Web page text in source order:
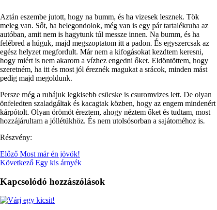
Aztán eszembe jutott, hogy na bumm, és ha vizesek lesznek. Tök
meleg van. Sőt, ha belegondolok, még van is egy pár tartalékruha az
autóban, amit nem is hagytunk túl messze innen. Na bumm, és ha
felébred a húguk, majd megszoptatom itt a padon. És egyszercsak az
egész helyzet megfordult. Már nem a kifogásokat kezdtem keresni,
hogy miért is nem akarom a vízhez engedni őket. Eldöntöttem, hogy
szeretném, ha itt és most jól éreznék magukat a srácok, minden mást
pedig majd megoldunk.
Persze még a ruhájuk legkisebb csücske is csuromvizes lett. De olyan
önfeledten szaladgáltak és kacagtak közben, hogy az engem mindenért
kárpótolt. Olyan örömöt éreztem, ahogy néztem őket és tudtam, most
hozzájárultam a jóllétükhöz. És nem utolsósorban a sajátoméhoz is.
Részvény:
Előző Most már én jövök!
Következő Egy kis árnyék
Kapcsolódó hozzászólások